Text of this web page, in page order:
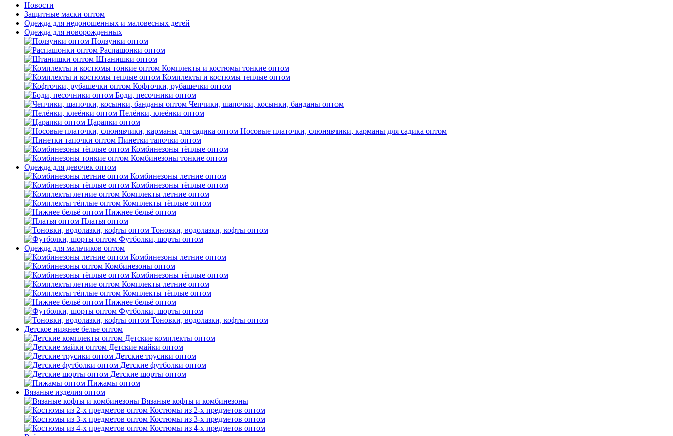
Новости
Защитные маски оптом
Одежда для недоношенных и маловесных детей
Одежда для новорожденных
Ползунки оптом
Распашонки оптом
Штанишки оптом
Комплекты и костюмы тонкие оптом
Комплекты и костюмы теплые оптом
Кофточки, рубашечки оптом
Боди, песочники оптом
Чепчики, шапочки, косынки, банданы оптом
Пелёнки, клеёнки оптом
Царапки оптом
Носовые платочки, слюнявчики, карманы для садика оптом
Пинетки тапочки оптом
Комбинезоны тёплые оптом
Комбинезоны тонкие оптом
Одежда для девочек оптом
Комбинезоны летние оптом
Комбинезоны тёплые оптом
Комплекты летние оптом
Комплекты тёплые оптом
Нижнее бельё оптом
Платья оптом
Тоновки, водолазки, кофты оптом
Футболки, шорты оптом
Одежда для мальчиков оптом
Комбинезоны летние оптом
Комбинезоны оптом
Комбинезоны тёплые оптом
Комплекты летние оптом
Комплекты тёплые оптом
Нижнее бельё оптом
Футболки, шорты оптом
Тоновки, водолазки, кофты оптом
Детское нижнее белье оптом
Детские комплекты оптом
Детские майки оптом
Детские трусики оптом
Детские футболки оптом
Детские шорты оптом
Пижамы оптом
Вязаные изделия оптом
Вязаные кофты и комбинезоны
Костюмы из 2-х предметов оптом
Костюмы из 3-х предметов оптом
Костюмы из 4-х предметов оптом